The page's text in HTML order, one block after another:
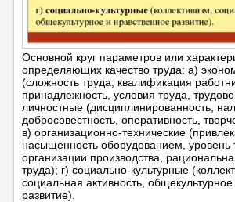
Основной круг параметров или
определяющих качество труда: а)
(сложность труда, квалификация
принадлежность, условия труда,
личностные (дисциплинированность,
добросовестность, оперативность,
в) организационно-технические
насыщенность оборудованием, уровень
организации производства,
труда); г) социально-культурные
социальная активность,
развитие).